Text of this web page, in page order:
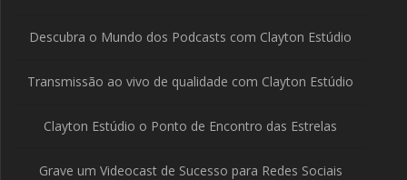
Descubra o Mundo dos Podcasts com Clayton Estúdio
Transmissão ao vivo de qualidade com Clayton Estúdio
Clayton Estúdio o Ponto de Encontro das Estrelas
Grave um Videocast de Sucesso para Redes Sociais